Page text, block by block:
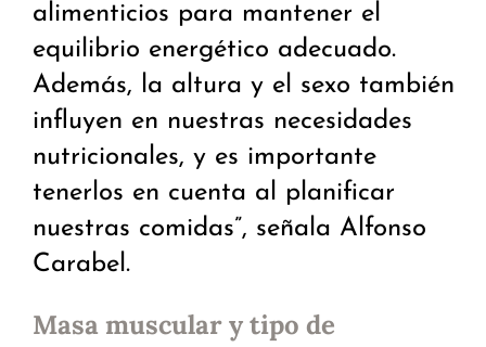
alimenticios para mantener el
equilibrio energético adecuado.
Además, la altura y el sexo también
influyen en nuestras necesidades
nutricionales, y es importante
tenerlos en cuenta al planificar
nuestras comidas”, señala Alfonso
Carabel.
Masa muscular y tipo de